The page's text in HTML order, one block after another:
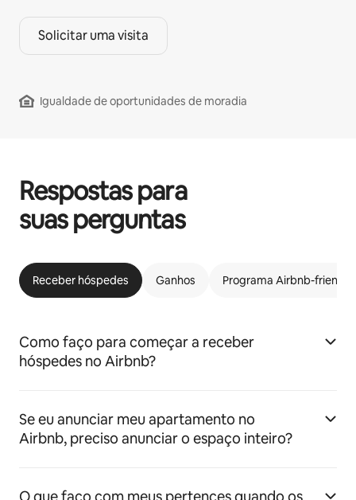
Solicitar uma visita
Igualdade de oportunidades de moradia
Respostas para
suas perguntas
Receber hóspedes Ganhos Programa Airbnb-friendly
Como faço para começar a receber
hóspedes no Airbnb?
Se eu anunciar meu apartamento no
Airbnb, preciso anunciar o espaço inteiro?